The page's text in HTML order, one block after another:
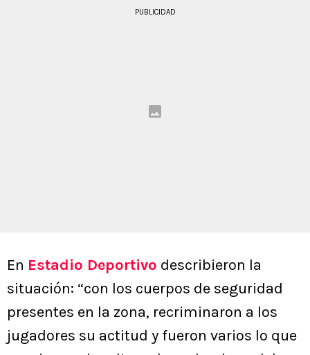
PUBLICIDAD
En Estadio Deportivo describieron la
situación: “con los cuerpos de seguridad
presentes en la zona, recriminaron a los
jugadores su actitud y fueron varios lo que